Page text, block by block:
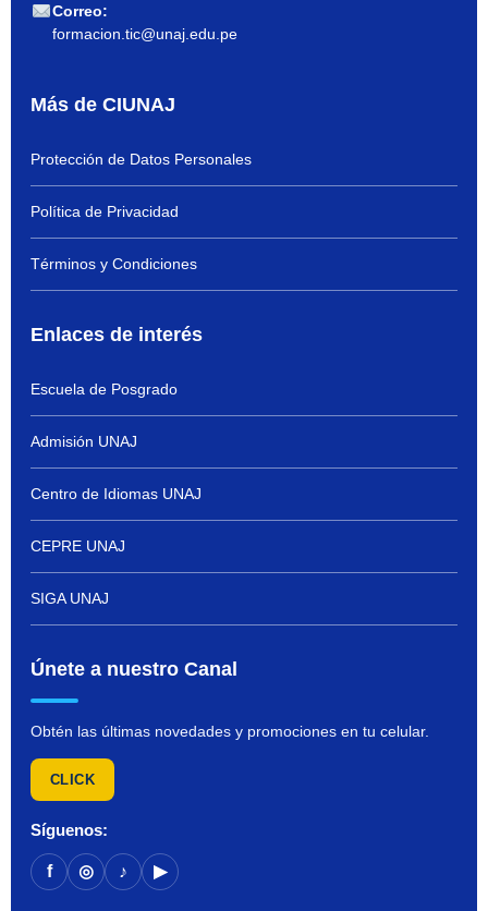
Correo:
formacion.tic@unaj.edu.pe
Más de CIUNAJ
Protección de Datos Personales
Política de Privacidad
Términos y Condiciones
Enlaces de interés
Escuela de Posgrado
Admisión UNAJ
Centro de Idiomas UNAJ
CEPRE UNAJ
SIGA UNAJ
Únete a nuestro Canal
Obtén las últimas novedades y promociones en tu celular.
CLICK
Síguenos:
f ◎ ♪ ▶